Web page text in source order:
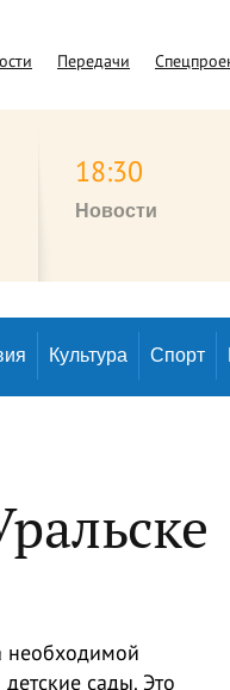
Передачи
18:30
Новости
Культура Спорт
необходимой
сады. Это